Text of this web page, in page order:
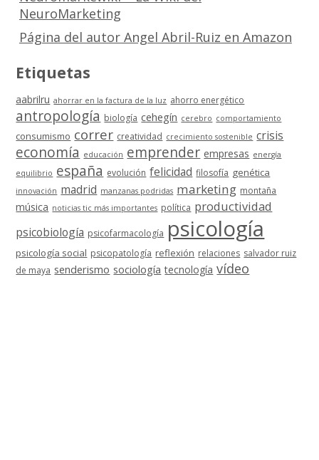
NeuroMarketing
Página del autor Angel Abril-Ruiz en Amazon
Etiquetas
aabrilru ahorrar en la factura de la luz ahorro energético
antropología biología cehegín cerebro comportamiento
consumismo correr creatividad crecimiento sostenible crisis
economía educación emprender empresas energía
equilibrio españa evolución felicidad filosofía genética
innovación madrid manzanas podridas marketing montaña
música noticias tic más importantes política productividad
psicobiología psicofarmacología psicología
psicología social psicopatología reflexión relaciones salvador ruiz
de maya senderismo sociología tecnología vídeo